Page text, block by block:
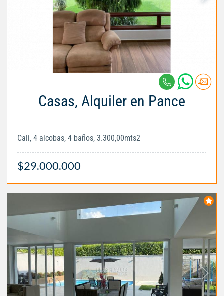
Casas, Alquiler en Pance
Cali, 4 alcobas, 4 baños, 3.300,00mts2
$29.000.000